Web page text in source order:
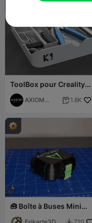
ToolBox pour Creality
K1/K1C
AXIOM
 1.8K
🧰 Boîte à Buses Mini
Frikarte3D